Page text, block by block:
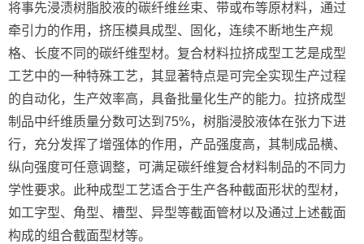
将事先浸渍树脂胶液的碳纤维丝束、带或布等原材料，通过
牵引力的作用，挤压模具成型、固化，连续不断地生产规
格、长度不同的碳纤维型材。复合材料拉挤成型工艺是成型
工艺中的一种特殊工艺，其显著特点是可完全实现生产过程
的自动化，生产效率高，具备批量化生产的能力。拉挤成型
制品中纤维质量分数可达到75%，树脂浸胶液体在张力下进
行，充分发挥了增强体的作用，产品强度高，其制成品横、
纵向强度可任意调整，可满足碳纤维复合材料制品的不同力
学性要求。此种成型工艺适合于生产各种截面形状的型材，
如工字型、角型、槽型、异型等截面管材以及通过上述截面
构成的组合截面型材等。